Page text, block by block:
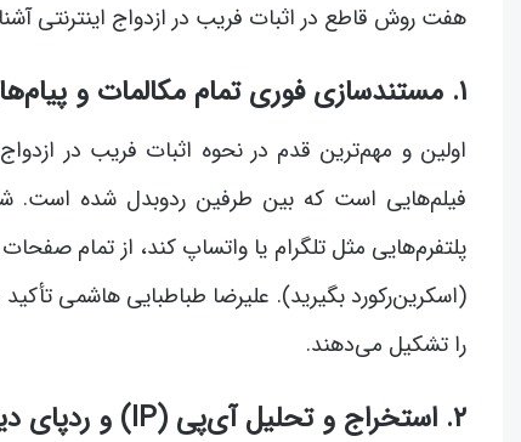
هفت روش قاطع در اثبات فریب در ازدواج اینترنتی
۱. مستندسازی فوری تمام مکالمات و پیام‌های دیجیتال
اولین و مهم‌ترین قدم در نحوه اثبات فریب در
فیلم‌هایی است که بین طرفین ردوبدل شده است.
پلتفرم‌هایی مثل تلگرام یا واتساپ کند، از تمام
(اسکرین‌رکورد بگیرید). علیرضا طباطبایی هاشمی
را تشکیل می‌دهند.
۲. استخراج و تحلیل آی‌پی (IP) و ردپای دیجیتالی متهم